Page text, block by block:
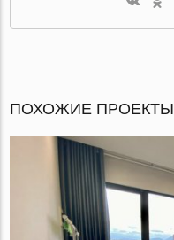
ПОХОЖИЕ ПРОЕКТЫ